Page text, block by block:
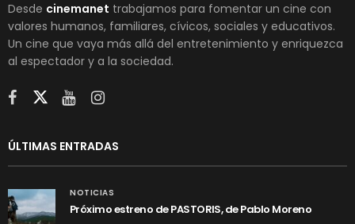
Desde cinemanet trabajamos para fomentar un cine con
valores humanos, familiares, cívicos, sociales y educativos.
Un cine que vaya más allá del entretenimiento y enriquezca
al espectador y a la sociedad.
ÚLTIMAS ENTRADAS
NOTICIAS
Próximo estreno de PASTORIS, de Pablo Moreno